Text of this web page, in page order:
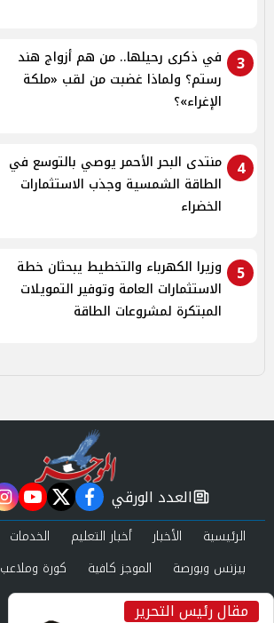
3
في ذكرى رحيلها.. من هم أزواج هند
رستم؟ ولماذا غضبت من لقب «ملكة
الإغراء»؟
4
منتدى البحر الأحمر يوصي بالتوسع في
الطاقة الشمسية وجذب الاستثمارات
الخضراء
5
وزيرا الكهرباء والتخطيط يبحثان خطة
الاستثمارات العامة وتوفير التمويلات
المبتكرة لمشروعات الطاقة
مقال رئيس التحرير
newspaper
العدد الورقي facebook
twitter
الرئيسية الأخبار أخبار التعليم الخدمات
بيزنس وبورصة
الموجز كافية كورة وملاعب
صحة وجمال
عرب وعالم حوادث ومحاكم